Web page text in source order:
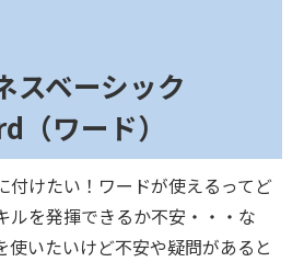
スベーシック
（ワード）
付けたい！ワードが使えるってど
ルを発揮できるか不安・・・な
使いたいけど不安や疑問があると